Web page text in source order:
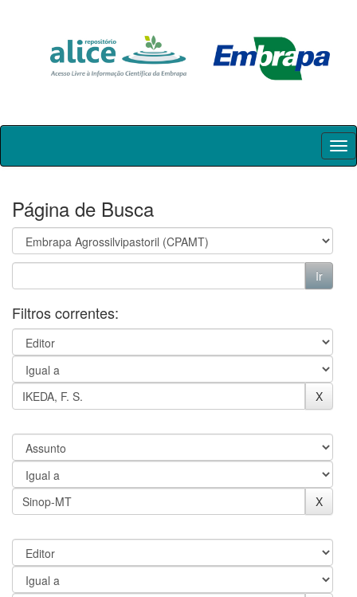
Skip
Página de Busca
Filtros correntes: